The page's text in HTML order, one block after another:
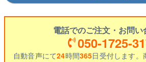
電話でのご注文・お問い
050-1725-
自動音声にて24時間365日受付します。